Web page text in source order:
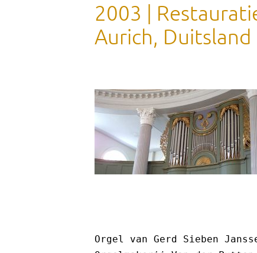
2003 |
Aurich, Duitsland
Orgel van Gerd Sieben